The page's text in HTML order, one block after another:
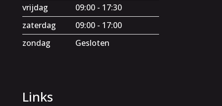
vrijdag
09:00 - 17:30
zaterdag
09:00 - 17:00
zondag
Gesloten
Links